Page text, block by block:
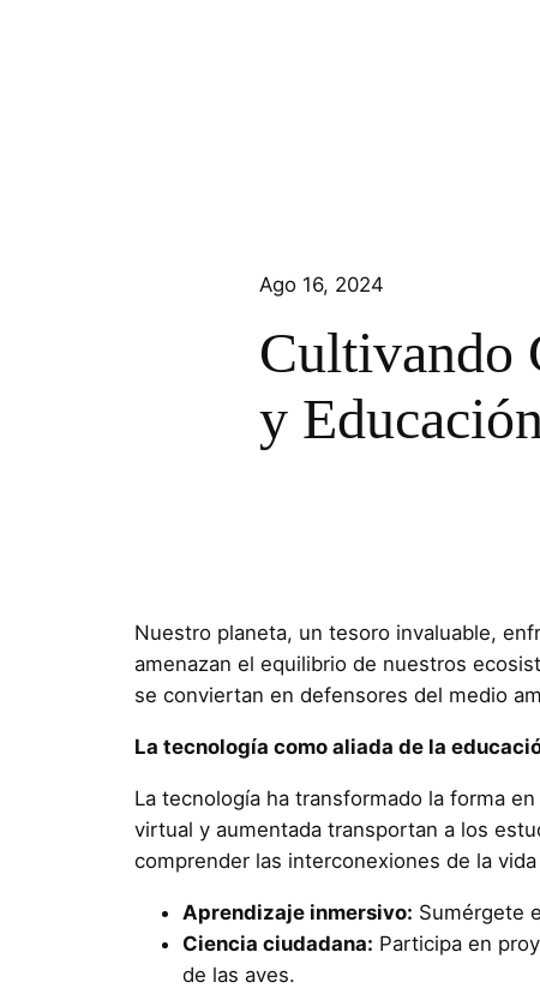
Ago 16, 2024
Cultivando
y
Nuestro planeta, un tesoro invaluable,
amenazan el equilibrio de nuestros
se conviertan en defensores del medio
La tecnología como aliada de la
La tecnología ha transformado la forma
virtual y aumentada transportan a los
comprender las interconexiones de la
Aprendizaje inmersivo: Sumérgete
Ciencia ciudadana: Participa en
de las aves.